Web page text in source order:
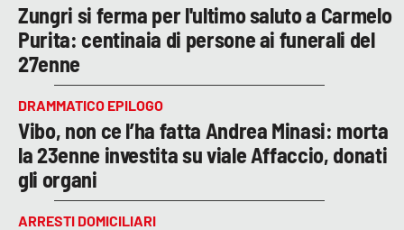
Zungri si ferma per l'ultimo saluto a Carmelo
Purita: centinaia di persone ai funerali del
27enne
DRAMMATICO EPILOGO
Vibo, non ce l’ha fatta Andrea Minasi: morta
la 23enne investita su viale Affaccio, donati
gli organi
ARRESTI DOMICILIARI